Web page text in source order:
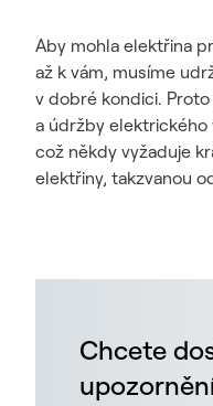
Aby mohla elektřina
až k vám, musíme
v dobré kondici.
a údržby elektrického
což někdy vyžaduje
elektřiny, takzvanou
Chcete